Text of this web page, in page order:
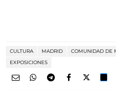
CULTURA MADRID COMUNIDAD DE
EXPOSICIONES